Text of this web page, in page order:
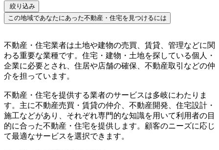
絞り込み
この地域であなたにあった不動産・住宅を見つけるには
不動産・住宅業者は土地や建物の売買、賃貸、管理などに関
わる重要な業種です。住宅・建物・土地を探している個人・
企業に必要とされ、住居や店舗の確保、不動産取引などの仲
介を担っています。
不動産・住宅を提供する業者のサービスは多岐にわたりま
す。主に不動産売買・賃貸の仲介、不動産開発、住宅設計・
施工などがあり、それぞれ専門的な知識を用いて利用者の目
的に合った不動産・住宅を提供します。顧客のニーズに応じ
て最適なサービスを選択できます。